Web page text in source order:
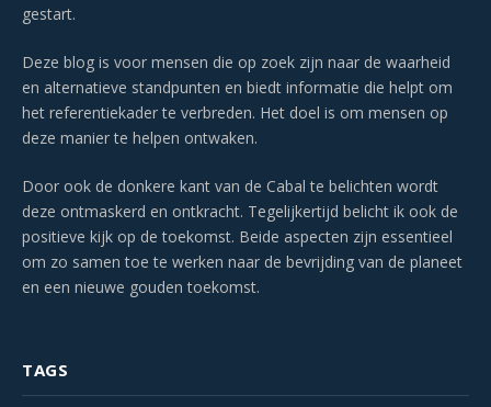
gestart.
Deze blog is voor mensen die op zoek zijn naar de waarheid
en alternatieve standpunten en biedt informatie die helpt om
het referentiekader te verbreden. Het doel is om mensen op
deze manier te helpen ontwaken.
Door ook de donkere kant van de Cabal te belichten wordt
deze ontmaskerd en ontkracht. Tegelijkertijd belicht ik ook de
positieve kijk op de toekomst. Beide aspecten zijn essentieel
om zo samen toe te werken naar de bevrijding van de planeet
en een nieuwe gouden toekomst.
TAGS